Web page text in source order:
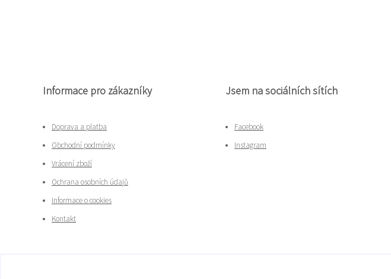
Informace pro zákazníky
Doprava a platba
Obchodní podmínky
Vrácení zboží
Ochrana osobních údajů
Informace o cookies
Kontakt
Jsem na sociálních sítích
Facebook
Instagram